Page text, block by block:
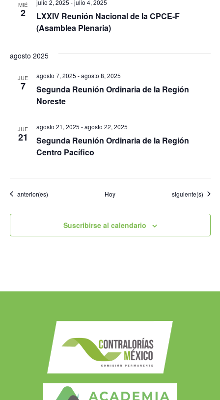
MIÉ
2
LXXIV Reunión Nacional de la CPCE-F
(Asamblea Plenaria)
julio 2, 2025 -julio 4, 2025
agosto 2025
JUE
7
Segunda Reunión Ordinaria de la Región
Noreste
agosto 7, 2025 -agosto 8, 2025
JUE
21
Segunda Reunión Ordinaria de la Región
Centro Pacífico
agosto 21, 2025 -agosto 22, 2025
Eventos
anterior(es) Hoy Eventos
siguiente(s)
Suscribirse al calendario